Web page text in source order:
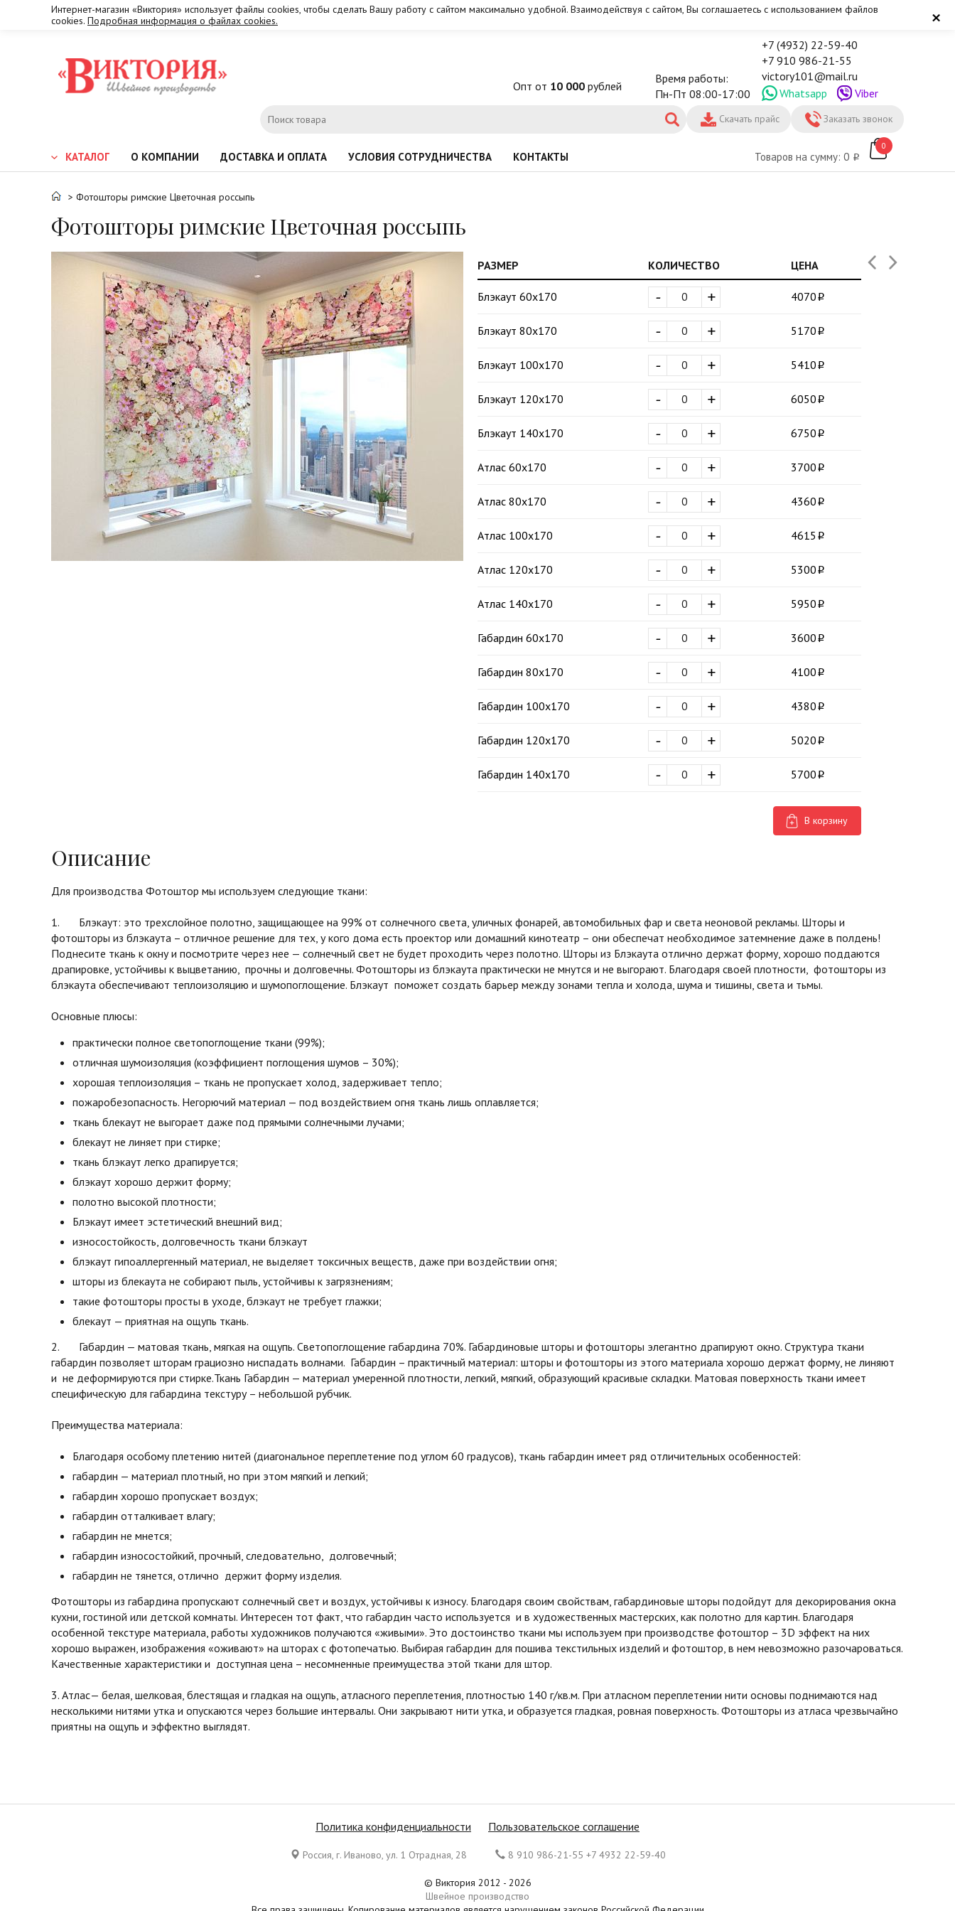
×
Интернет-магазин «Виктория» использует файлы cookies, чтобы сделать Вашу работу с сайтом максимально удобной. Взаимодействуя с сайтом, Вы соглашаетесь с использованием файлов
cookies. Подробная информация о файлах cookies.
Опт от 10 000 рублей
Время работы:
Пн-Пт 08:00-17:00
+7 (4932) 22-59-40
+7 910 986-21-55
victory101@mail.ru
Whatsapp
Viber
Заказать звонок
Скачать прайс
КАТАЛОГ О КОМПАНИИ ДОСТАВКА И ОПЛАТА УСЛОВИЯ СОТРУДНИЧЕСТВА КОНТАКТЫ Товаров на сумму: 0
0
> Фотошторы римские Цветочная россыпь
Фотошторы римские Цветочная россыпь
РАЗМЕР КОЛИЧЕСТВО ЦЕНА
Блэкаут 60х170 +
- 4070
Блэкаут 80х170 +
- 5170
Блэкаут 100х170 +
- 5410
Блэкаут 120х170 +
- 6050
Блэкаут 140х170 +
- 6750
Атлас 60х170 +
- 3700
Атлас 80х170 +
- 4360
Атлас 100х170 +
- 4615
Атлас 120х170 +
- 5300
Атлас 140х170 +
- 5950
Габардин 60х170 +
- 3600
Габардин 80х170 +
- 4100
Габардин 100х170 +
- 4380
Габардин 120х170 +
- 5020
Габардин 140х170 +
- 5700
В корзину
Описание
Для производства Фотоштор мы используем следующие ткани:
1. Блэкаут: это трехслойное полотно, защищающее на 99% от солнечного света, уличных фонарей, автомобильных фар и света неоновой рекламы. Шторы и
фотошторы из блэкаута – отличное решение для тех, у кого дома есть проектор или домашний кинотеатр – они обеспечат необходимое затемнение даже в полдень!
Поднесите ткань к окну и посмотрите через нее — солнечный свет не будет проходить через полотно. Шторы из Блэкаута отлично держат форму, хорошо поддаются
драпировке, устойчивы к выцветанию, прочны и долговечны. Фотошторы из блэкаута практически не мнутся и не выгорают. Благодаря своей плотности, фотошторы из
блэкаута обеспечивают теплоизоляцию и шумопоглощение. Блэкаут поможет создать барьер между зонами тепла и холода, шума и тишины, света и тьмы.
Основные плюсы:
практически полное светопоглощение ткани (99%);
отличная шумоизоляция (коэффициент поглощения шумов – 30%);
хорошая теплоизоляция – ткань не пропускает холод, задерживает тепло;
пожаробезопасность. Негорючий материал — под воздействием огня ткань лишь оплавляется;
ткань блекаут не выгорает даже под прямыми солнечными лучами;
блекаут не линяет при стирке;
ткань блэкаут легко драпируется;
блэкаут хорошо держит форму;
полотно высокой плотности;
Блэкаут имеет эстетический внешний вид;
износостойкость, долговечность ткани блэкаут
блэкаут гипоаллергенный материал, не выделяет токсичных веществ, даже при воздействии огня;
шторы из блекаута не собирают пыль, устойчивы к загрязнениям;
такие фотошторы просты в уходе, блэкаут не требует глажки;
блекаут — приятная на ощупь ткань.
2. Габардин — матовая ткань, мягкая на ощупь. Светопоглощение габардина 70%. Габардиновые шторы и фотошторы элегантно драпируют окно. Структура ткани
габардин позволяет шторам грациозно ниспадать волнами. Габардин – практичный материал: шторы и фотошторы из этого материала хорошо держат форму, не линяют
и не деформируются при стирке.Ткань Габардин — материал умеренной плотности, легкий, мягкий, образующий красивые складки. Матовая поверхность ткани имеет
специфическую для габардина текстуру – небольшой рубчик.
Преимущества материала:
Благодаря особому плетению нитей (диагональное переплетение под углом 60 градусов), ткань габардин имеет ряд отличительных особенностей:
габардин — материал плотный, но при этом мягкий и легкий;
габардин хорошо пропускает воздух;
габардин отталкивает влагу;
габардин не мнется;
габардин износостойкий, прочный, следовательно, долговечный;
габардин не тянется, отлично держит форму изделия.
Фотошторы из габардина пропускают солнечный свет и воздух, устойчивы к износу. Благодаря своим свойствам, габардиновые шторы подойдут для декорирования окна
кухни, гостиной или детской комнаты. Интересен тот факт, что габардин часто используется и в художественных мастерских, как полотно для картин. Благодаря
особенной текстуре материала, работы художников получаются «живыми». Это достоинство ткани мы используем при производстве фотоштор – 3D эффект на них
хорошо выражен, изображения «оживают» на шторах с фотопечатью. Выбирая габардин для пошива текстильных изделий и фотоштор, в нем невозможно разочароваться.
Качественные характеристики и доступная цена – несомненные преимущества этой ткани для штор.
3. Атлас— белая, шелковая, блестящая и гладкая на ощупь, атласного переплетения, плотностью 140 г/кв.м. При атласном переплетении нити основы поднимаются над
несколькими нитями утка и опускаются через большие интервалы. Они закрывают нити утка, и образуется гладкая, ровная поверхность. Фотошторы из атласа чрезвычайно
приятны на ощупь и эффектно выглядят.
Политика конфиденциальности Пользовательское соглашение
Россия, г. Иваново, ул. 1 Отрадная, 28 8 910 986-21-55 +7 4932 22-59-40
© Виктория 2012 - 2026
Швейное производство